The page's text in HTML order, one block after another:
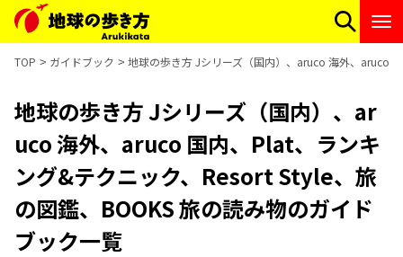
TOP ガイドブック 地球の歩き方 Jシリーズ（国内）、aruco 海外、aruco
地球の歩き方 Jシリーズ（国内）、ar
uco 海外、aruco 国内、Plat、ランキ
ング&テクニック、Resort Style、旅
の図鑑、BOOKS 旅の読み物のガイド
ブック一覧